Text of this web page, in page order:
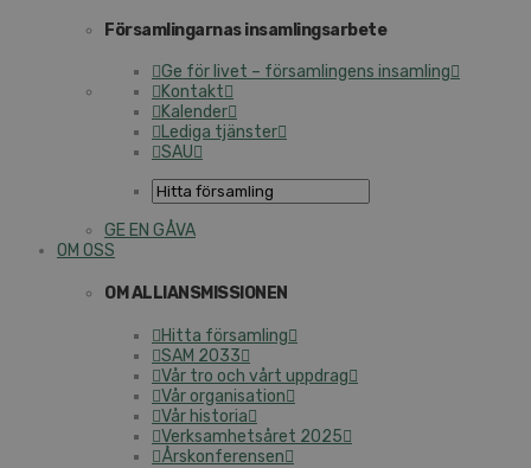
Församlingarnas insamlingsarbete
Ge för livet – församlingens insamling
Kontakt
Kalender
Lediga tjänster
SAU
GE EN GÅVA
OM OSS
OM ALLIANSMISSIONEN
Hitta församling
SAM 2033
Vår tro och vårt uppdrag
Vår organisation
Vår historia
Verksamhetsåret 2025
Årskonferensen